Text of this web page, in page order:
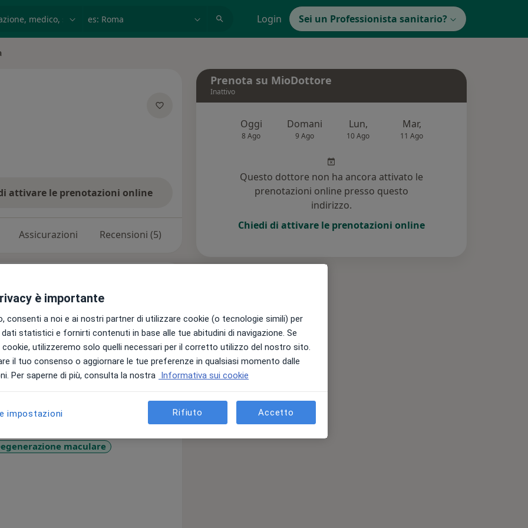
Login Sei un Professionista sanitario?
attivare le prenotazioni online
Assicurazioni Recensioni (5)
degli Studi di Foggia. Iscritto
della provincia di Foggia. Abilitato
Specializzato in Oftalmologia.
Universitaria “Ospedali
di Ambulatorio di Chirurgia
di ecografia.
al segmento anteriore
di cornea e cheratocono,
in particolare l’oncologia
maculare
Prenota su MioDottore
Inattivo
Oggi
8 Ago
Domani
9 Ago
Lun,
10 Ago
Mar,
11 Ago
Questo dottore non ha ancora attivato le
prenotazioni online presso questo
indirizzo.
Chiedi di attivare le prenotazioni online
è importante
consenti a noi e ai nostri partner di utilizzare cookie (o tecnologie simili) per
statistici e fornirti contenuti in base alle tue abitudini di navigazione. Se
utilizzeremo solo quelli necessari per il corretto utilizzo del nostro sito.
il tuo consenso o aggiornare le tue preferenze in qualsiasi momento dalle
Per saperne di più, consulta la nostra Informativa sui cookie
impostazioni Rifiuto Accetto